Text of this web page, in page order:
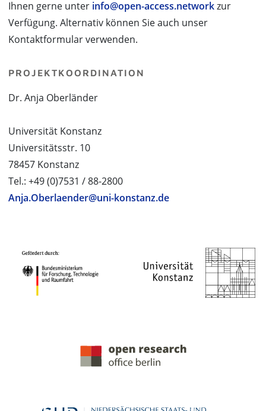
Ihnen gerne unter info@open-access.networkzur
Verfügung. Alternativ können Sie auch unser
Kontaktformular verwenden.
PROJEKTKOORDINATION
Dr. Anja Oberländer
Universität Konstanz
Universitätsstr. 10
78457 Konstanz
Tel.: +49 (0)7531 / 88-2800
Anja.Oberlaender@uni-konstanz.de